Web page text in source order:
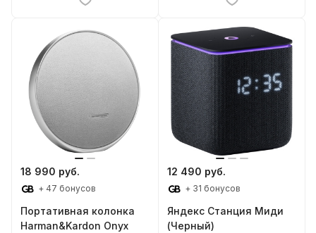
18 990 руб.
+ 47 бонусов
Портативная колонка
Harman&Kardon Onyx
12 490 руб.
+ 31 бонусов
Яндекс Станция Миди
(Черный)